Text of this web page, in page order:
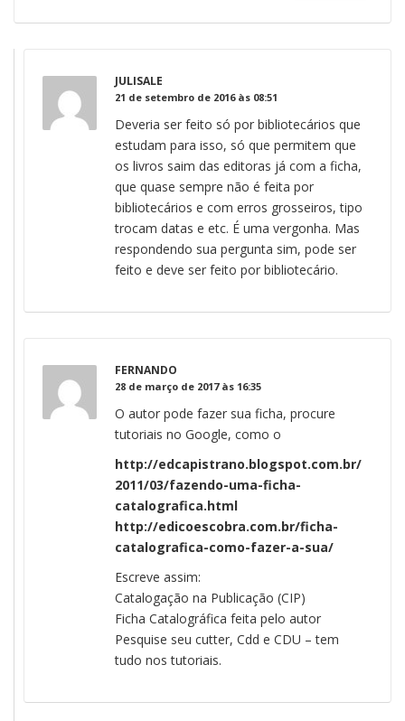
JULISALE
21 de setembro de 2016 às 08:51
Deveria ser feito só por bibliotecários que
estudam para isso, só que permitem que
os livros saim das editoras já com a ficha,
que quase sempre não é feita por
bibliotecários e com erros grosseiros, tipo
trocam datas e etc. É uma vergonha. Mas
respondendo sua pergunta sim, pode ser
feito e deve ser feito por bibliotecário.
FERNANDO
28 de março de 2017 às 16:35
O autor pode fazer sua ficha, procure
tutoriais no Google, como o
http://edcapistrano.blogspot.com.br/
2011/03/fazendo-uma-ficha-
catalografica.html
http://edicoescobra.com.br/ficha-
catalografica-como-fazer-a-sua/
Escreve assim:
Catalogação na Publicação (CIP)
Ficha Catalográfica feita pelo autor
Pesquise seu cutter, Cdd e CDU – tem
tudo nos tutoriais.